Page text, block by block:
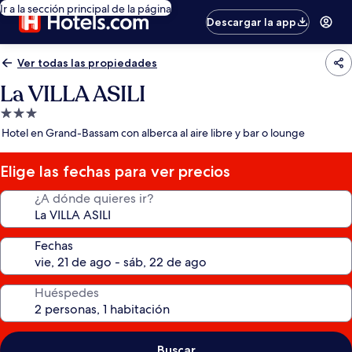
Ir a la sección principal de la página
Descargar la app
Ver todas las propiedades
La VILLA ASILI
Propiedad
de
estrellas
Hotel en Grand-Bassam con alberca al aire libre y bar o lounge
Elige las fechas para ver precios
¿A dónde quieres ir?
Fechas
Huéspedes